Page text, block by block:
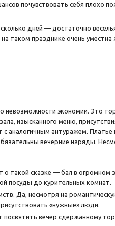
почувствовать себя плохо
дней — достаточно
таком празднике очень уместна
невозможности экономии. Это
изысканного меню,
с аналогичным антуражем.
вечерние наряды.
такой сказке — бал в огромном
посуды до курительных комнат.
Да, несмотря на
«нужные» люди.
вечер сдержанному